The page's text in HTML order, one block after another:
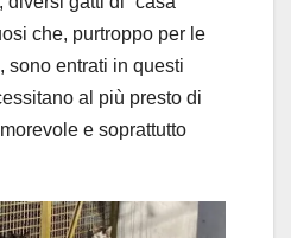
che, purtroppo per le
sono entrati in questi
al più presto di
e soprattutto